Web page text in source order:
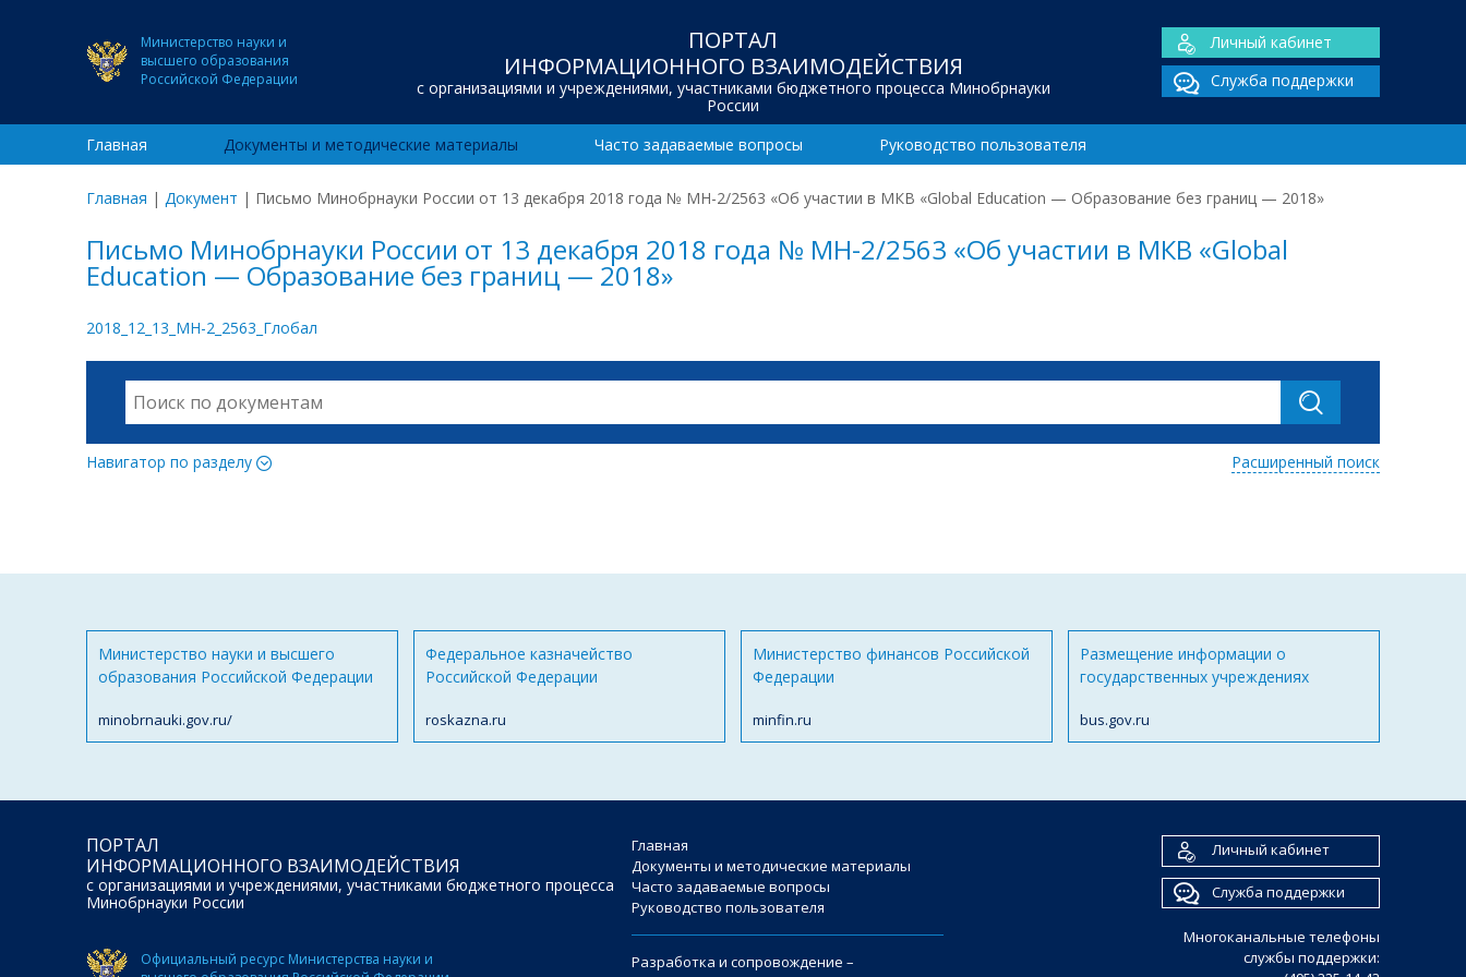
Министерство науки и
высшего образования
Российской Федерации
ПОРТАЛ
ИНФОРМАЦИОННОГО ВЗАИМОДЕЙСТВИЯ
с организациями и учреждениями, участниками бюджетного процесса Минобрнауки
России
Личный кабинет
Служба поддержки
Главная Документы и методические материалы Часто задаваемые вопросы Руководство пользователя
Главная | Документ | Письмо Минобрнауки России от 13 декабря 2018 года № МН-2/2563 «Об участии в МКВ «Global Education — Образование без границ — 2018»
Письмо Минобрнауки России от 13 декабря 2018 года № МН-2/2563 «Об участии в МКВ «Global
Education — Образование без границ — 2018»
2018_12_13_МН-2_2563_Глобал
Навигатор по разделу Расширенный поиск
Министерство науки и высшего
образования Российской Федерации
minobrnauki.gov.ru/
Федеральное казначейство
Российской Федерации
roskazna.ru
Министерство финансов Российской
Федерации
minfin.ru
Размещение информации о
государственных учреждениях
bus.gov.ru
ПОРТАЛ
ИНФОРМАЦИОННОГО ВЗАИМОДЕЙСТВИЯ
с организациями и учреждениями, участниками бюджетного процесса
Минобрнауки России
Официальный ресурс Министерства науки и
Главная
Документы и методические материалы
Часто задаваемые вопросы
Руководство пользователя
Разработка и сопровождение –
Личный кабинет
Служба поддержки
Многоканальные телефоны
службы поддержки: